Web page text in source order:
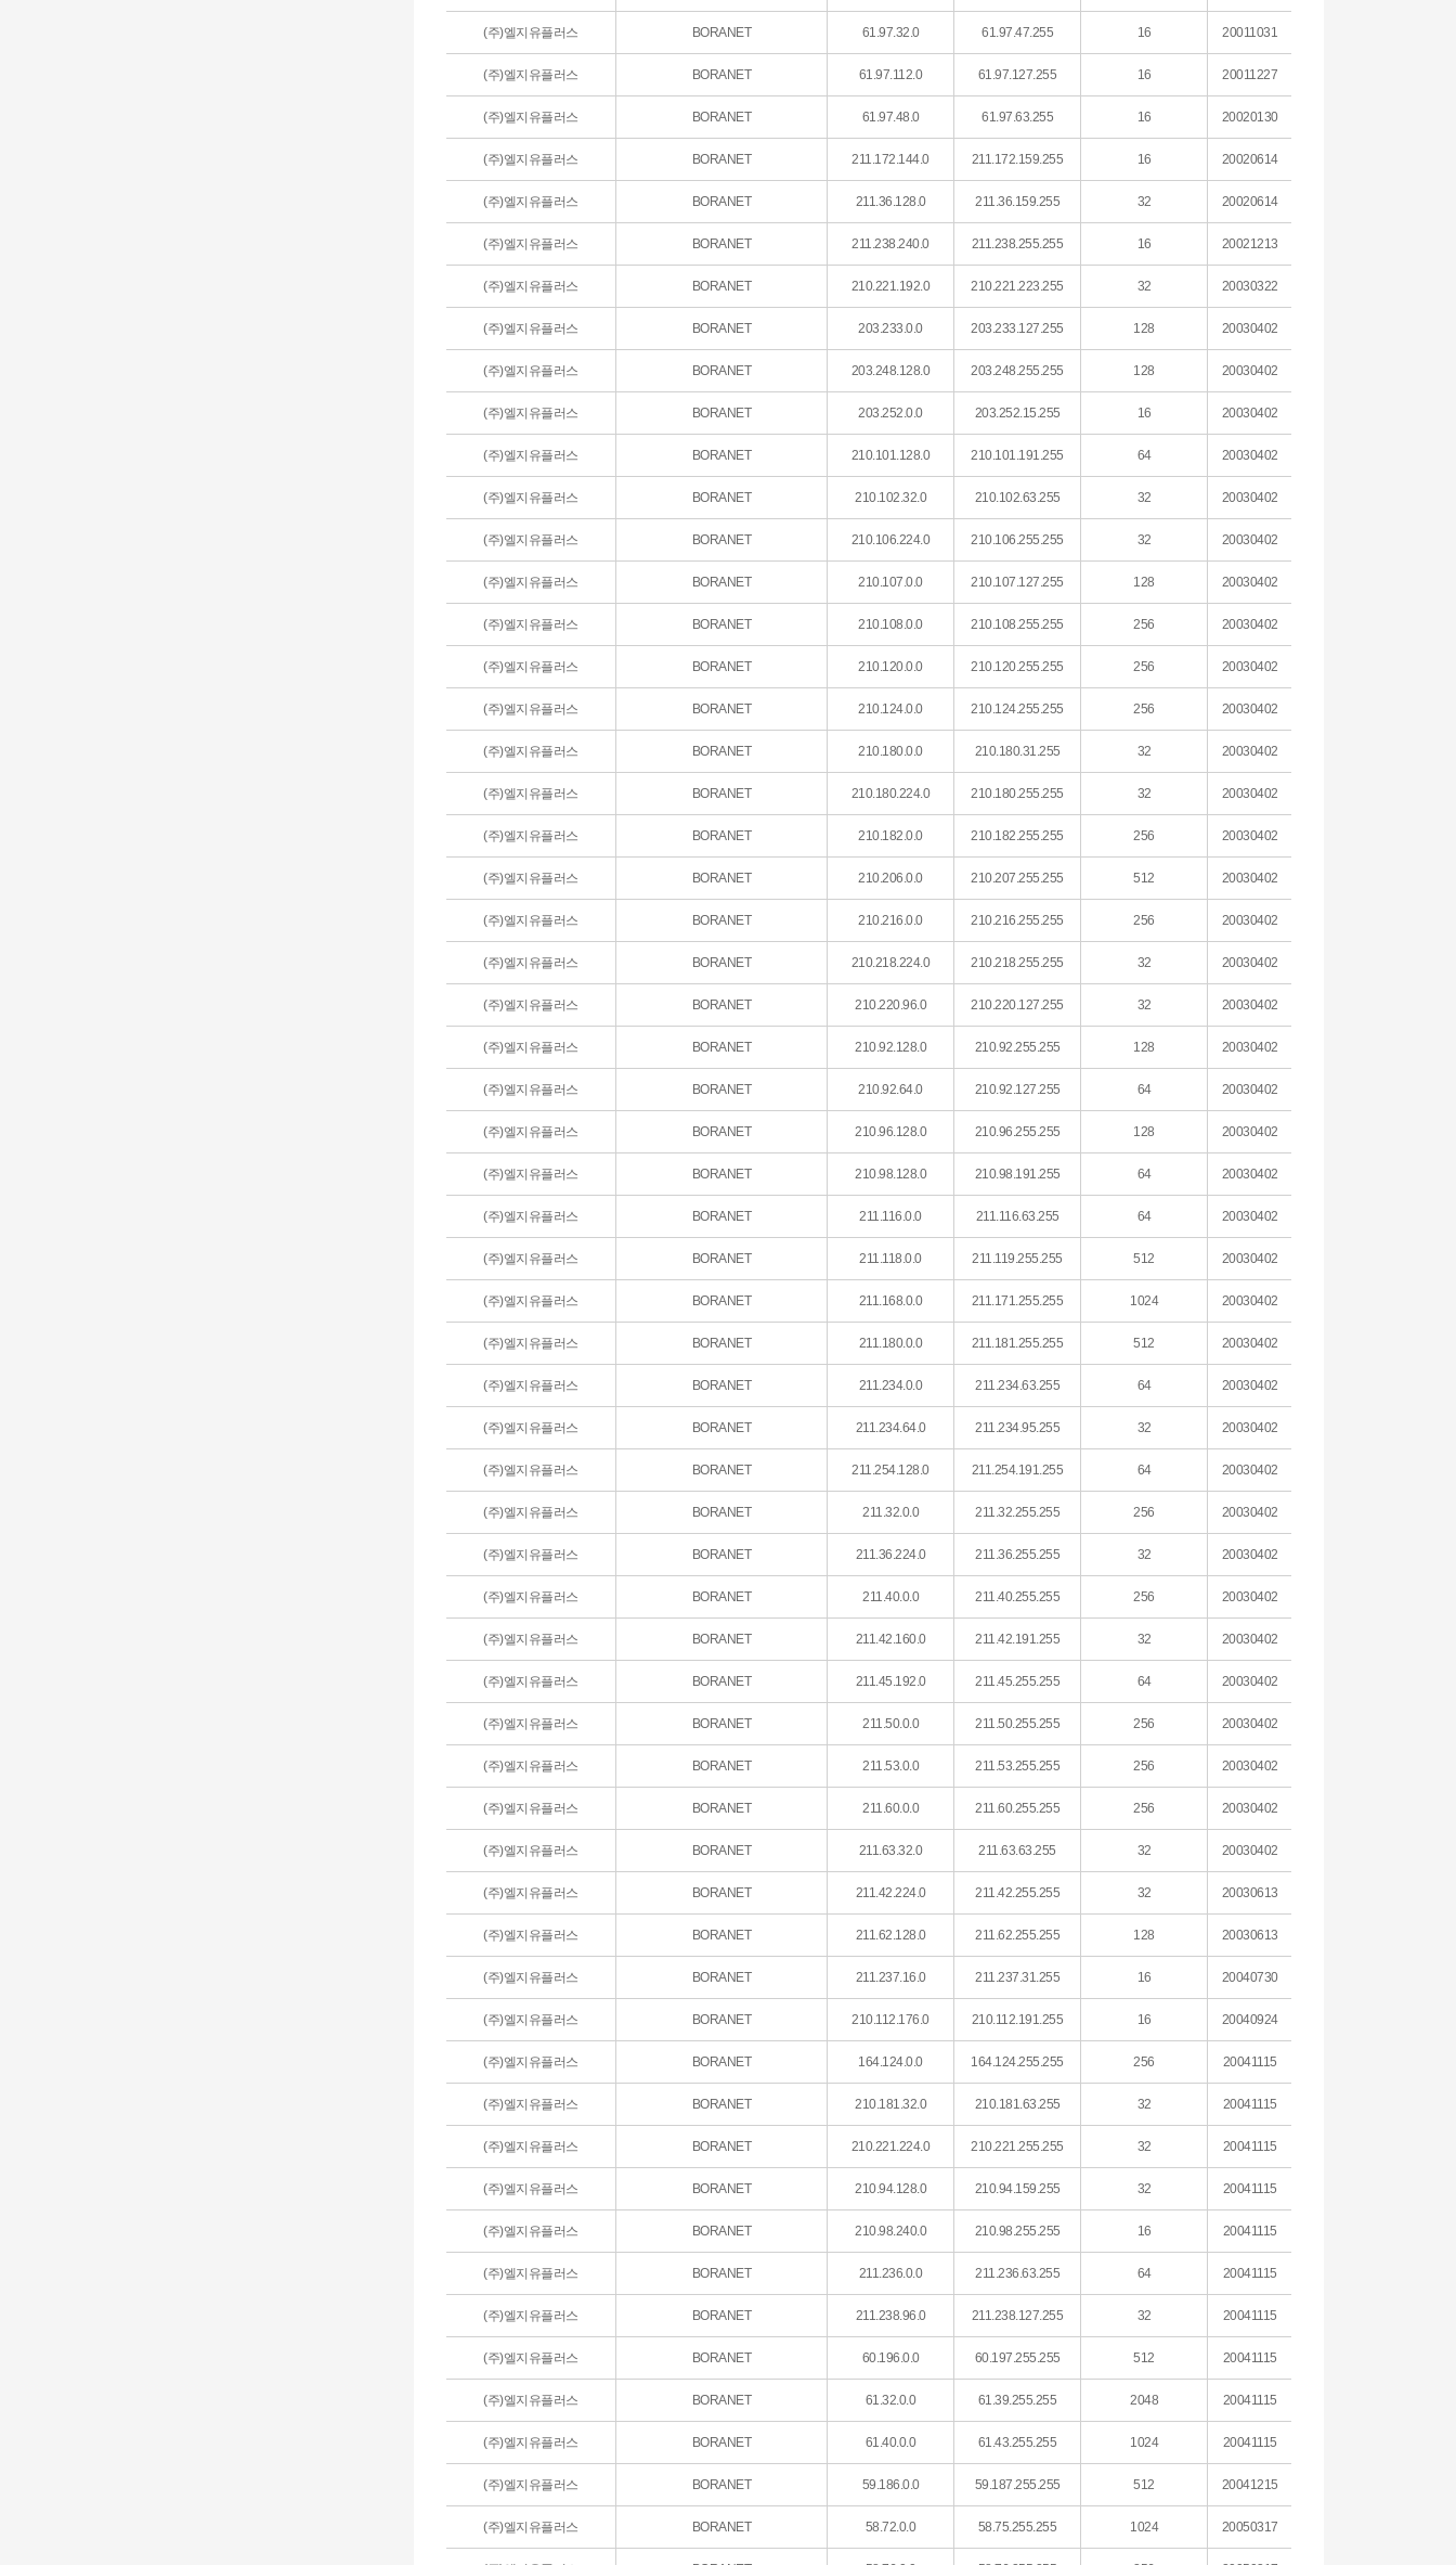
(주)엘지유플러스 BORANET 61.97.32.0 61.97.47.255 16 20011031
(주)엘지유플러스 BORANET 61.97.112.0 61.97.127.255 16 20011227
(주)엘지유플러스 BORANET 61.97.48.0 61.97.63.255 16 20020130
(주)엘지유플러스 BORANET 211.172.144.0 211.172.159.255 16 20020614
(주)엘지유플러스 BORANET 211.36.128.0 211.36.159.255 32 20020614
(주)엘지유플러스 BORANET 211.238.240.0 211.238.255.255 16 20021213
(주)엘지유플러스 BORANET 210.221.192.0 210.221.223.255 32 20030322
(주)엘지유플러스 BORANET 203.233.0.0 203.233.127.255 128 20030402
(주)엘지유플러스 BORANET 203.248.128.0 203.248.255.255 128 20030402
(주)엘지유플러스 BORANET 203.252.0.0 203.252.15.255 16 20030402
(주)엘지유플러스 BORANET 210.101.128.0 210.101.191.255 64 20030402
(주)엘지유플러스 BORANET 210.102.32.0 210.102.63.255 32 20030402
(주)엘지유플러스 BORANET 210.106.224.0 210.106.255.255 32 20030402
(주)엘지유플러스 BORANET 210.107.0.0 210.107.127.255 128 20030402
(주)엘지유플러스 BORANET 210.108.0.0 210.108.255.255 256 20030402
(주)엘지유플러스 BORANET 210.120.0.0 210.120.255.255 256 20030402
(주)엘지유플러스 BORANET 210.124.0.0 210.124.255.255 256 20030402
(주)엘지유플러스 BORANET 210.180.0.0 210.180.31.255 32 20030402
(주)엘지유플러스 BORANET 210.180.224.0 210.180.255.255 32 20030402
(주)엘지유플러스 BORANET 210.182.0.0 210.182.255.255 256 20030402
(주)엘지유플러스 BORANET 210.206.0.0 210.207.255.255 512 20030402
(주)엘지유플러스 BORANET 210.216.0.0 210.216.255.255 256 20030402
(주)엘지유플러스 BORANET 210.218.224.0 210.218.255.255 32 20030402
(주)엘지유플러스 BORANET 210.220.96.0 210.220.127.255 32 20030402
(주)엘지유플러스 BORANET 210.92.128.0 210.92.255.255 128 20030402
(주)엘지유플러스 BORANET 210.92.64.0 210.92.127.255 64 20030402
(주)엘지유플러스 BORANET 210.96.128.0 210.96.255.255 128 20030402
(주)엘지유플러스 BORANET 210.98.128.0 210.98.191.255 64 20030402
(주)엘지유플러스 BORANET 211.116.0.0 211.116.63.255 64 20030402
(주)엘지유플러스 BORANET 211.118.0.0 211.119.255.255 512 20030402
(주)엘지유플러스 BORANET 211.168.0.0 211.171.255.255 1024 20030402
(주)엘지유플러스 BORANET 211.180.0.0 211.181.255.255 512 20030402
(주)엘지유플러스 BORANET 211.234.0.0 211.234.63.255 64 20030402
(주)엘지유플러스 BORANET 211.234.64.0 211.234.95.255 32 20030402
(주)엘지유플러스 BORANET 211.254.128.0 211.254.191.255 64 20030402
(주)엘지유플러스 BORANET 211.32.0.0 211.32.255.255 256 20030402
(주)엘지유플러스 BORANET 211.36.224.0 211.36.255.255 32 20030402
(주)엘지유플러스 BORANET 211.40.0.0 211.40.255.255 256 20030402
(주)엘지유플러스 BORANET 211.42.160.0 211.42.191.255 32 20030402
(주)엘지유플러스 BORANET 211.45.192.0 211.45.255.255 64 20030402
(주)엘지유플러스 BORANET 211.50.0.0 211.50.255.255 256 20030402
(주)엘지유플러스 BORANET 211.53.0.0 211.53.255.255 256 20030402
(주)엘지유플러스 BORANET 211.60.0.0 211.60.255.255 256 20030402
(주)엘지유플러스 BORANET 211.63.32.0 211.63.63.255 32 20030402
(주)엘지유플러스 BORANET 211.42.224.0 211.42.255.255 32 20030613
(주)엘지유플러스 BORANET 211.62.128.0 211.62.255.255 128 20030613
(주)엘지유플러스 BORANET 211.237.16.0 211.237.31.255 16 20040730
(주)엘지유플러스 BORANET 210.112.176.0 210.112.191.255 16 20040924
(주)엘지유플러스 BORANET 164.124.0.0 164.124.255.255 256 20041115
(주)엘지유플러스 BORANET 210.181.32.0 210.181.63.255 32 20041115
(주)엘지유플러스 BORANET 210.221.224.0 210.221.255.255 32 20041115
(주)엘지유플러스 BORANET 210.94.128.0 210.94.159.255 32 20041115
(주)엘지유플러스 BORANET 210.98.240.0 210.98.255.255 16 20041115
(주)엘지유플러스 BORANET 211.236.0.0 211.236.63.255 64 20041115
(주)엘지유플러스 BORANET 211.238.96.0 211.238.127.255 32 20041115
(주)엘지유플러스 BORANET 60.196.0.0 60.197.255.255 512 20041115
(주)엘지유플러스 BORANET 61.32.0.0 61.39.255.255 2048 20041115
(주)엘지유플러스 BORANET 61.40.0.0 61.43.255.255 1024 20041115
(주)엘지유플러스 BORANET 59.186.0.0 59.187.255.255 512 20041215
(주)엘지유플러스 BORANET 58.72.0.0 58.75.255.255 1024 20050317